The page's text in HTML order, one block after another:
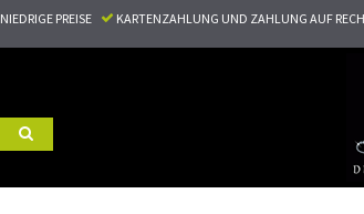
NIEDRIGE PREISE KARTENZAHLUNG UND ZAHLUNG AUF